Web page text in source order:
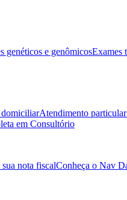
genéticos e genômicosExames
Atendimento particular
em Consultório
sua nota fiscalConheça o Nav